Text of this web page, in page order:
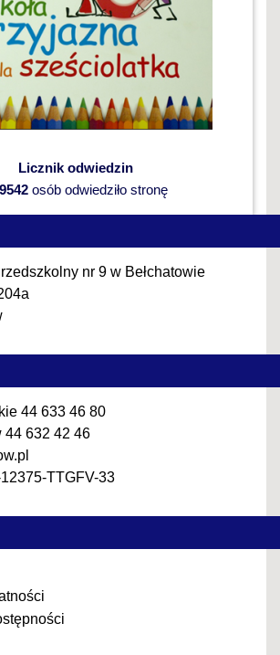
Licznik odwiedzin
osób odwiedziło stronę
nr 9 w Bełchatowie
44 633 46 80
44 632 42 46
TTGFV-33